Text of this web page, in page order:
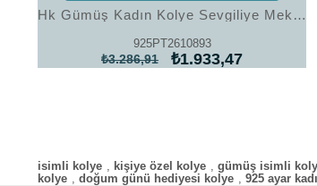
Hk Gümüş Kadın Kolye Sevgiliye Mektup |Gümüş Takı Hediyelik Ürünler
925PT2610893
₺1.933,47
₺3.286,91
isimli kolye , kişiye özel kolye , gümüş isimli
kolye , doğum günü hediyesi kolye , 925 ayar